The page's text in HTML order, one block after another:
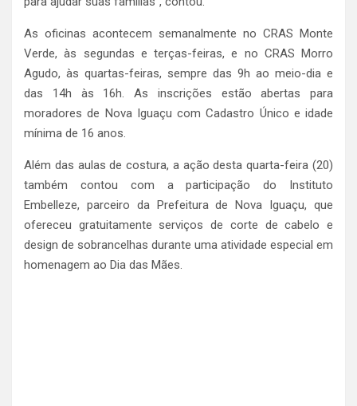
As oficinas acontecem semanalmente no CRAS Monte
Verde, às segundas e terças-feiras, e no CRAS Morro
Agudo, às quartas-feiras, sempre das 9h ao meio-dia e
das 14h às 16h. As inscrições estão abertas para
moradores de Nova Iguaçu com Cadastro Único e idade
mínima de 16 anos.
Além das aulas de costura, a ação desta quarta-feira (20)
também contou com a participação do Instituto
Embelleze, parceiro da Prefeitura de Nova Iguaçu, que
ofereceu gratuitamente serviços de corte de cabelo e
design de sobrancelhas durante uma atividade especial em
homenagem ao Dia das Mães.